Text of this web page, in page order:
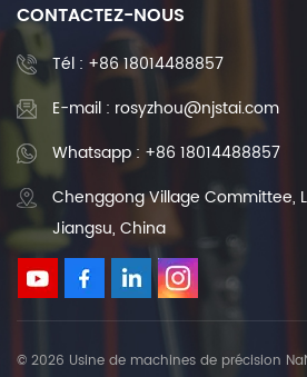
CONTACTEZ-NOUS
Tél : +86 18014488857
E-mail : rosyzhou@njstai.com
Whatsapp : +86 18014488857
Chenggong Village Committee,
Jiangsu, China
© 2026 Usine de machines de précision